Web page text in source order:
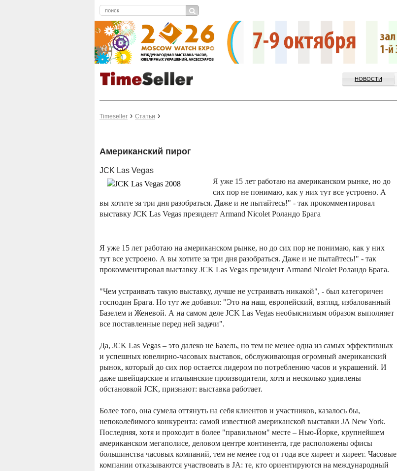
НОВОСТИ
Timeseller Статьи
Американский пирог
JCK Las Vegas
Я уже 15 лет работаю на американском рынке, но до
сих пор не понимаю, как у них тут все устроено. А
вы хотите за три дня разобраться. Даже и не пытайтесь!" - так прокомментировал
выставку JCK Las Vegas президент Armand Nicolet Роландо Брага
Я уже 15 лет работаю на американском рынке, но до сих пор не понимаю, как у них
тут все устроено. А вы хотите за три дня разобраться. Даже и не пытайтесь!" - так
прокомментировал выставку JCK Las Vegas президент Armand Nicolet Роландо Брага.
"Чем устраивать такую выставку, лучше не устраивать никакой", - был категоричен
господин Брага. Но тут же добавил: "Это на наш, европейский, взгляд, избалованный
Базелем и Женевой. А на самом деле JCK Las Vegas необъяснимым образом выполняет
все поставленные перед ней задачи".
Да, JCK Las Vegas – это далеко не Базель, но тем не менее одна из самых эффективных
и успешных ювелирно-часовых выставок, обслуживающая огромный американский
рынок, который до сих пор остается лидером по потреблению часов и украшений. И
даже швейцарские и итальянские производители, хотя и несколько удивлены
обстановкой JCK, признают: выставка работает.
Более того, она сумела оттянуть на себя клиентов и участников, казалось бы,
непоколебимого конкурента: самой известной американской выставки JA New York.
Последняя, хотя и проходит в более "правильном" месте – Нью-Йорке, крупнейшем
американском мегаполисе, деловом центре континента, где расположены офисы
большинства часовых компаний, тем не менее год от года все хиреет и хиреет. Часовые
компании отказываются участвовать в JA: те, кто ориентируются на международный